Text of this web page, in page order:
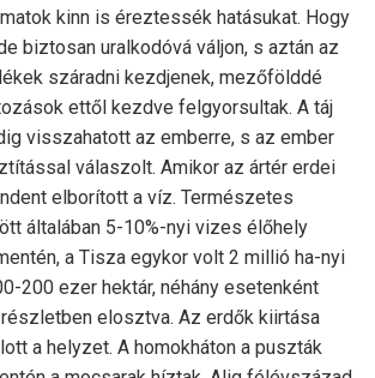
kinn is éreztessék hatásukat. Hogy
biztosan uralkodóvá váljon, s aztán az
száradni kezdjenek, mezőfölddé
ettől kezdve felgyorsultak. A táj
visszahatott az emberre, s az ember
válaszolt. Amikor az ártér erdei
elborított a víz. Természetes
általában 5-10%-nyi vizes élőhely
a Tisza egykor volt 2 millió ha-nyi
200 ezer hektár, néhány esetenként
elosztva. Az erdők kiirtása
a helyzet. A homokháton a puszták